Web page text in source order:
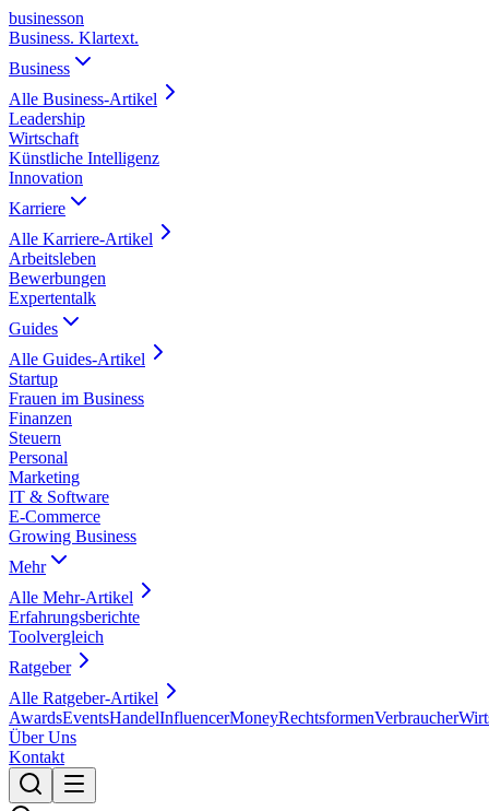
businesson
Business. Klartext.
Business
Alle Business-Artikel
Leadership
Wirtschaft
Künstliche Intelligenz
Innovation
Karriere
Alle Karriere-Artikel
Arbeitsleben
Bewerbungen
Expertentalk
Guides
Alle Guides-Artikel
Startup
Frauen im Business
Finanzen
Steuern
Personal
Marketing
IT & Software
E-Commerce
Growing Business
Mehr
Alle Mehr-Artikel
Erfahrungsberichte
Toolvergleich
Ratgeber
Alle Ratgeber-Artikel
AwardsEventsHandelInfluencerMoneyRechtsformenVerbraucher
Über Uns
Kontakt